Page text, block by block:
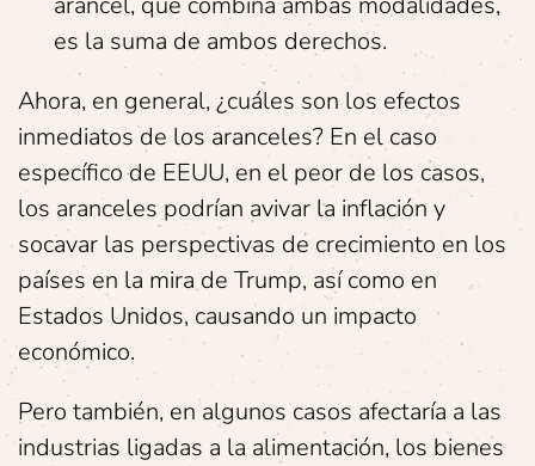
es la suma de ambos derechos.
Ahora, en general, ¿cuáles son los efectos
inmediatos de los aranceles? En el caso
específico de EEUU, en el peor de los casos,
los aranceles podrían avivar la inflación y
socavar las perspectivas de crecimiento en los
países en la mira de Trump, así como en
Estados Unidos, causando un impacto
económico.
Pero también, en algunos casos afectaría a las
industrias ligadas a la alimentación, los bienes